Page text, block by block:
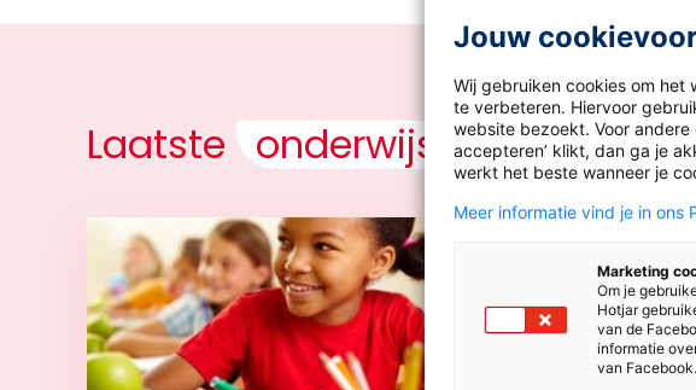
Laatste onderwijsnieuws
Jouw
Wij gebruiken cookies om het
te verbeteren. Hiervoor
website bezoekt. Voor andere
accepteren’ klikt, dan ga je
werkt het beste wanneer je
Meer informatie vind je in ons
Marketing
Om je
Hotjar
van de
informatie
van Facebook.